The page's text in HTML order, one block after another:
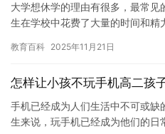
大学想休学的理由有很多，最常
生在学校中花费了大量的时间和精
体和心…
教育百科 2025年11月21日
怎样让小孩不玩手机高二孩
手机已经成为人们生活中不可或缺
生来说，玩手机已经成为他们的